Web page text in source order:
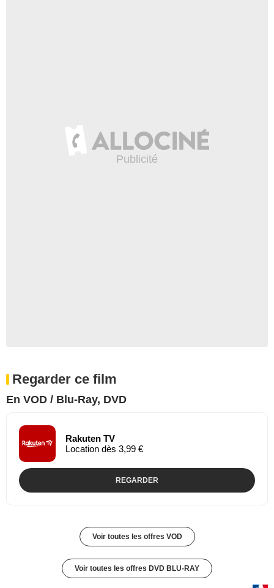
Regarder ce film
En VOD / Blu-Ray, DVD
Rakuten TV
Location dès 3,99 €
REGARDER
Voir toutes les offres VOD
Voir toutes les offres DVD BLU-RAY